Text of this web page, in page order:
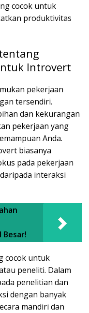
cocok untuk
produktivitas
Introvert
pekerjaan
tersendiri.
dan kekurangan
pekerjaan yang
Anda.
biasanya
pada pekerjaan
interaksi
cocok untuk
peneliti. Dalam
penelitian dan
dengan banyak
mandiri dan